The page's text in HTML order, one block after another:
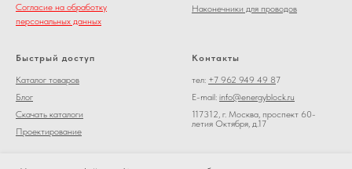
Согласие на обработку
персональных данных
Наконечники для проводов
Быстрый доступ
Каталог товаров
Блог
Скачать каталоги
Проектирование
Контакты
тел: +7 962 949 49 87
E-mail: info@energyblock.ru
117312, г. Москва, проспект 60-
летия Октября, д.17